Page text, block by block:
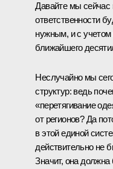
Давайте мы сейчас
ответственности
нужным, и с учетом
ближайшего
Неслучайно мы
структур: ведь
«перетягивание
от регионов? Да
в этой единой
действительно не
Значит, она должна